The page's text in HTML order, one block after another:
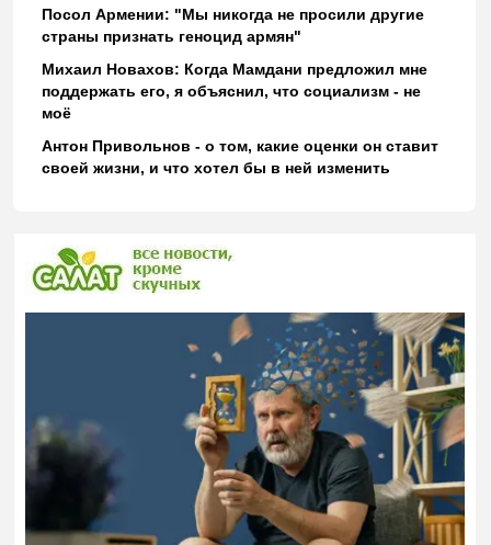
Посол Армении: "Мы никогда не просили другие
страны признать геноцид армян"
Михаил Новахов: Когда Мамдани предложил мне
поддержать его, я объяснил, что социализм - не
моё
Антон Привольнов - о том, какие оценки он ставит
своей жизни, и что хотел бы в ней изменить